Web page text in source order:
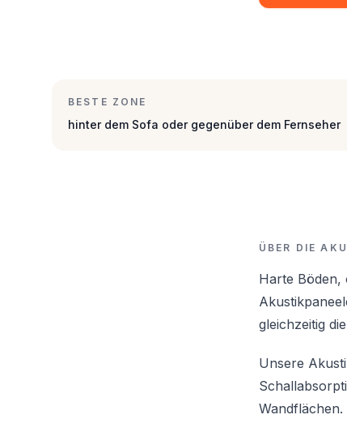
BESTE ZONE
hinter dem Sofa oder gegenüber dem Fernseher
ÜBER DIE
Harte Böden,
gleichzeitig
Unsere
Wandflächen.